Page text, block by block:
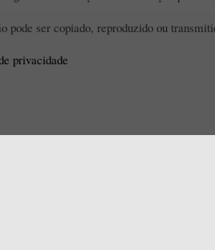
pode ser copiado, reproduzido ou
privacidade